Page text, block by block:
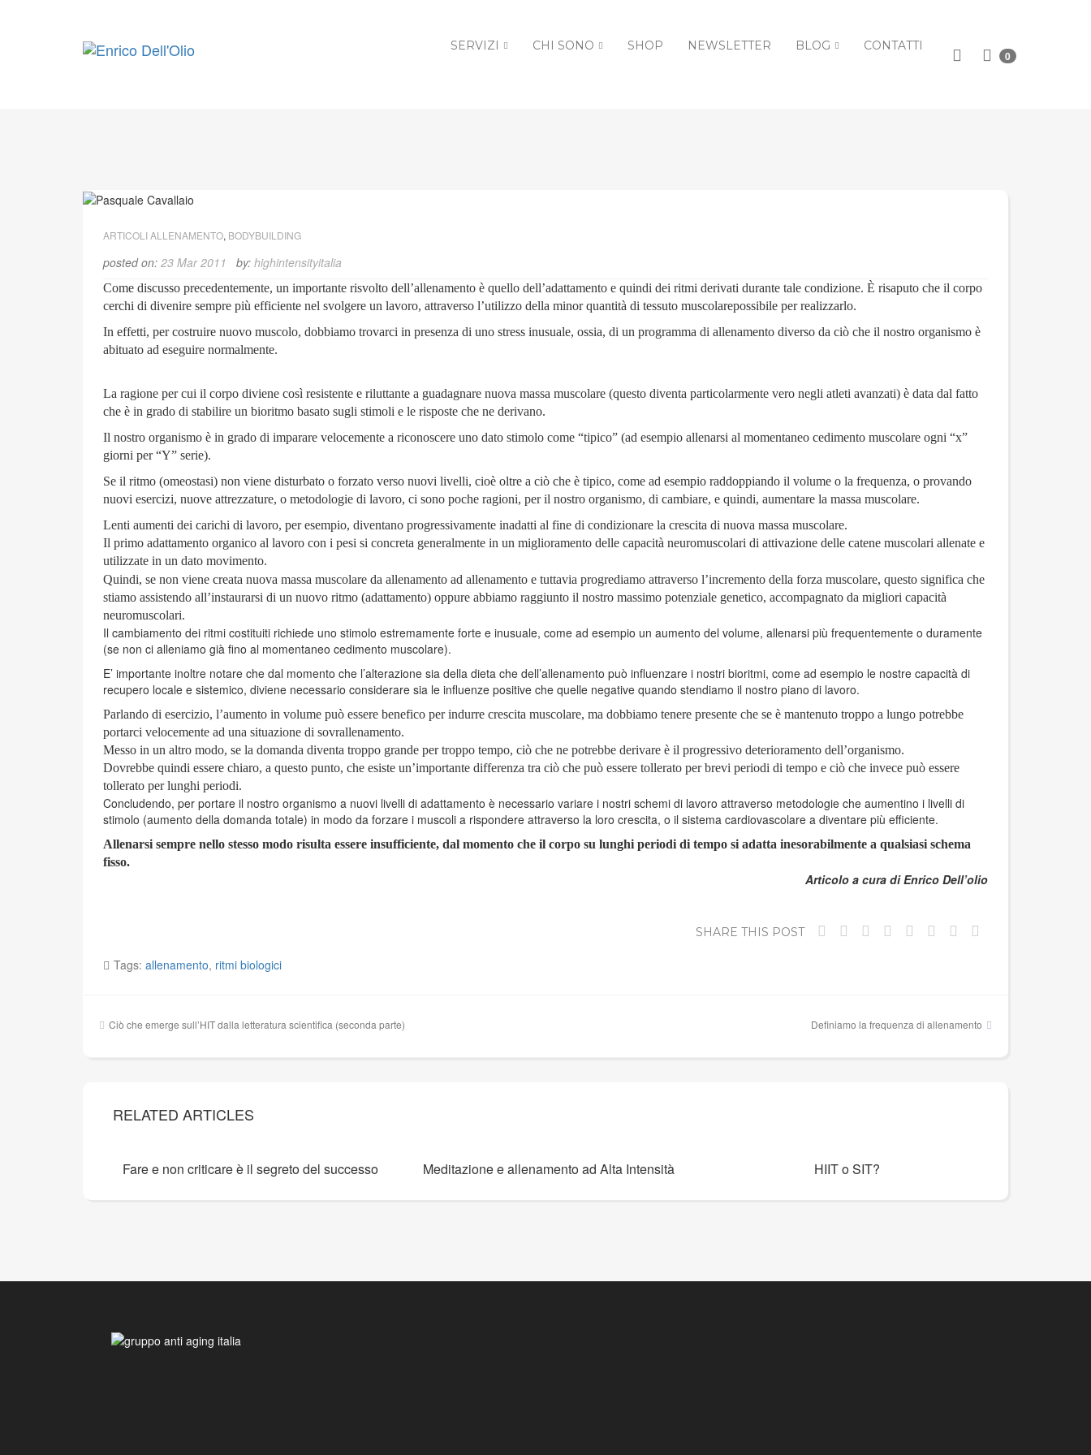
SERVIZI CHI SONO SHOP NEWSLETTER BLOG CONTATTI
0
ARTICOLI ALLENAMENTO, BODYBUILDING
posted on: 23 Mar 2011 by: highintensityitalia
Come discusso precedentemente, un importante risvolto dell’allenamento è quello dell’adattamento e quindi dei ritmi derivati durante tale condizione. È risaputo che il corpo
cerchi di divenire sempre più efficiente nel svolgere un lavoro, attraverso l’utilizzo della minor quantità di tessuto muscolarepossibile per realizzarlo.
In effetti, per costruire nuovo muscolo, dobbiamo trovarci in presenza di uno stress inusuale, ossia, di un programma di allenamento diverso da ciò che il nostro organismo è
abituato ad eseguire normalmente.
La ragione per cui il corpo diviene così resistente e riluttante a guadagnare nuova massa muscolare (questo diventa particolarmente vero negli atleti avanzati) è data dal fatto
che è in grado di stabilire un bioritmo basato sugli stimoli e le risposte che ne derivano.
Il nostro organismo è in grado di imparare velocemente a riconoscere uno dato stimolo come “tipico” (ad esempio allenarsi al momentaneo cedimento muscolare ogni “x”
giorni per “Y” serie).
Se il ritmo (omeostasi) non viene disturbato o forzato verso nuovi livelli, cioè oltre a ciò che è tipico, come ad esempio raddoppiando il volume o la frequenza, o provando
nuovi esercizi, nuove attrezzature, o metodologie di lavoro, ci sono poche ragioni, per il nostro organismo, di cambiare, e quindi, aumentare la massa muscolare.
Lenti aumenti dei carichi di lavoro, per esempio, diventano progressivamente inadatti al fine di condizionare la crescita di nuova massa muscolare.
Il primo adattamento organico al lavoro con i pesi si concreta generalmente in un miglioramento delle capacità neuromuscolari di attivazione delle catene muscolari allenate e
utilizzate in un dato movimento.
Quindi, se non viene creata nuova massa muscolare da allenamento ad allenamento e tuttavia progrediamo attraverso l’incremento della forza muscolare, questo significa che
stiamo assistendo all’instaurarsi di un nuovo ritmo (adattamento) oppure abbiamo raggiunto il nostro massimo potenziale genetico, accompagnato da migliori capacità
neuromuscolari.
Il cambiamento dei ritmi costituiti richiede uno stimolo estremamente forte e inusuale, come ad esempio un aumento del volume, allenarsi più frequentemente o duramente
(se non ci alleniamo già fino al momentaneo cedimento muscolare).
E’ importante inoltre notare che dal momento che l’alterazione sia della dieta che dell’allenamento può influenzare i nostri bioritmi, come ad esempio le nostre capacità di
recupero locale e sistemico, diviene necessario considerare sia le influenze positive che quelle negative quando stendiamo il nostro piano di lavoro.
Parlando di esercizio, l’aumento in volume può essere benefico per indurre crescita muscolare, ma dobbiamo tenere presente che se è mantenuto troppo a lungo potrebbe
portarci velocemente ad una situazione di sovrallenamento.
Messo in un altro modo, se la domanda diventa troppo grande per troppo tempo, ciò che ne potrebbe derivare è il progressivo deterioramento dell’organismo.
Dovrebbe quindi essere chiaro, a questo punto, che esiste un’importante differenza tra ciò che può essere tollerato per brevi periodi di tempo e ciò che invece può essere
tollerato per lunghi periodi.
Concludendo, per portare il nostro organismo a nuovi livelli di adattamento è necessario variare i nostri schemi di lavoro attraverso metodologie che aumentino i livelli di
stimolo (aumento della domanda totale) in modo da forzare i muscoli a rispondere attraverso la loro crescita, o il sistema cardiovascolare a diventare più efficiente.
Allenarsi sempre nello stesso modo risulta essere insufficiente, dal momento che il corpo su lunghi periodi di tempo si adatta inesorabilmente a qualsiasi schema
fisso.
Articolo a cura di Enrico Dell’olio
SHARE THIS POST
Tags: allenamento, ritmi biologici
Navigazione
Ciò che emerge sull’HIT dalla letteratura scientifica (seconda parte) Definiamo la frequenza di allenamento
RELATED ARTICLES
Fare e non criticare è il segreto del successo Meditazione e allenamento ad Alta Intensità HIIT o SIT?